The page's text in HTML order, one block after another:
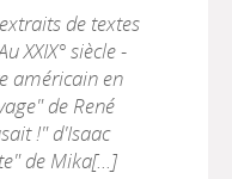
de textes
XXIX° siècle -
américain en
de René
!" d'Isaac
de Mika[...]